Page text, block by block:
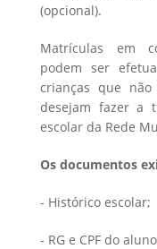
(opcional).
Matrículas em
podem ser
crianças que
desejam fazer a
escolar da Rede
Os documentos
- Histórico escolar;
- RG e CPF do